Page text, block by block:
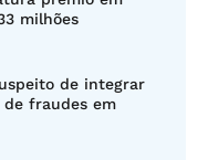
milhões
de integrar
fraudes em